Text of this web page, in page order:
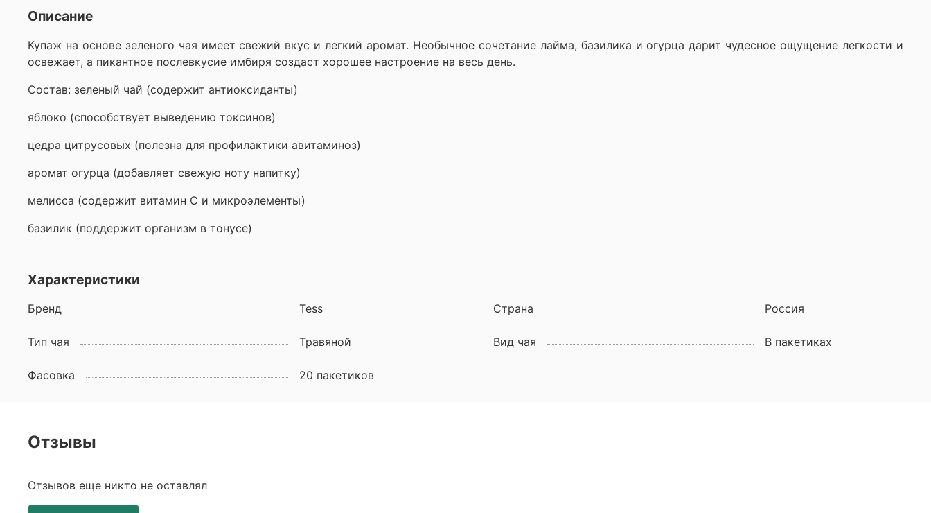
Описание
Купаж на основе зеленого чая имеет свежий вкус и легкий аромат. Необычное сочетание лайма, базилика и огурца дарит чудесное ощущение легкости и
освежает, а пикантное послевкусие имбиря создаст хорошее настроение на весь день.
Состав: зеленый чай (содержит антиоксиданты)
яблоко (способствует выведению токсинов)
цедра цитрусовых (полезна для профилактики авитаминоз)
аромат огурца (добавляет свежую ноту напитку)
мелисса (содержит витамин С и микроэлементы)
базилик (поддержит организм в тонусе)
Характеристики
Бренд Tess Страна Россия
Тип чая Травяной Вид чая В пакетиках
Фасовка 20 пакетиков
Отзывы
Отзывов еще никто не оставлял